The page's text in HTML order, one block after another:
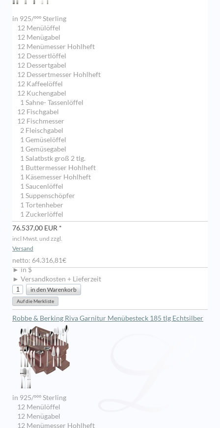
in 925/ººº Sterling
12 Menülöffel
12 Menügabel
12 Menümesser Hohlheft
12 Dessertlöffel
12 Dessertgabel
12 Dessertmesser Hohlheft
12 Kaffeelöffel
12 Kuchengabel
1 Sahne- Tassenlöffel
12 Fischgabel
12 Fischmesser
2 Fleischgabel
1 Gemüselöffel
1 Gemüsegabel
1 Salatbstk groß 2 tlg.
1 Buttermesser Hohlheft
1 Käsemesser Hohlheft
1 Saucenlöffel
1 Suppenschöpfer
1 Tortenheber
1 Zuckerlöffel
76.537,00 EUR *
incl Mwst. und zzgl.
Versand
netto: 64.316,81€
► in $
► Versandkosten + Lieferzeit
Robbe & Berking Riva Garnitur Menübesteck 185 tlg Echtsilber
in 925/ººº Sterling
12 Menülöffel
12 Menügabel
12 Menümesser Hohlheft